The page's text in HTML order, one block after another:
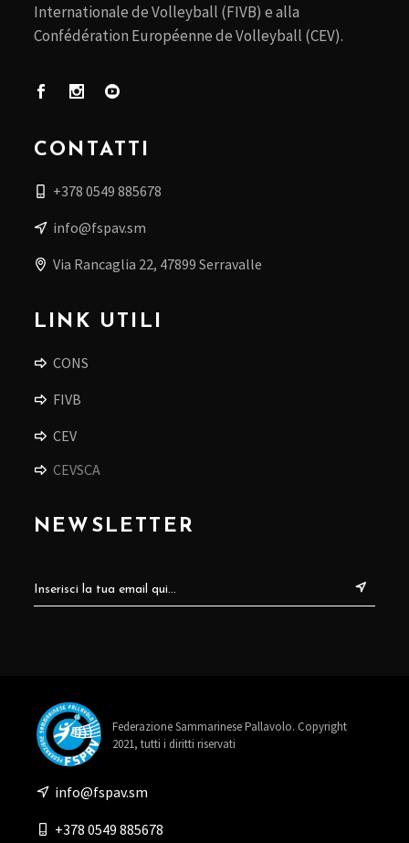
Internationale de Volleyball (FIVB) e alla
Confédération Européenne de Volleyball (CEV).
CONTATTI
+378 0549 885678
info@fspav.sm
Via Rancaglia 22, 47899 Serravalle
LINK UTILI
CONS
FIVB
CEV
CEVSCA
NEWSLETTER
Federazione Sammarinese Pallavolo. Copyright
2021, tutti i diritti riservati
info@fspav.sm
+378 0549 885678